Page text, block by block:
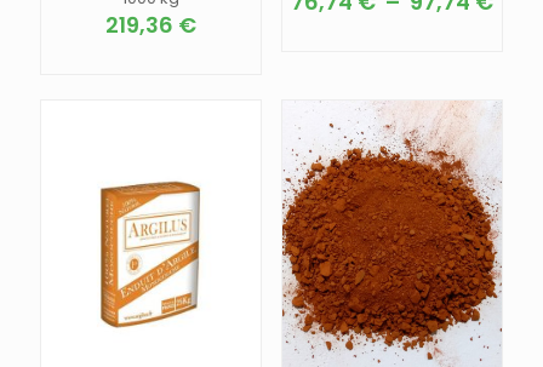
219,36 €
options
peuvent
être
choisies
sur
la
page
plusieurs
variations.
Les
options
peuvent
être
choisies
sur
la
page
du
produit